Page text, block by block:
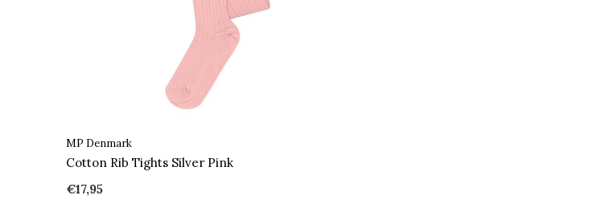
MP Denmark
Cotton Rib Tights Silver Pink
€17,95